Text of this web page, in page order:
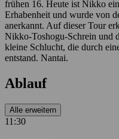
frühen 16. Heute ist Nikko
Erhabenheit und wurde von
anerkannt. Auf dieser Tour
Nikko-Toshogu-Schrein und
kleine Schlucht, die durch
entstand. Nantai.
Ablauf
Alle erweitern
11:30